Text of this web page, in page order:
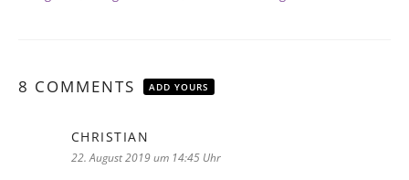
8 COMMENTS ADD YOURS
CHRISTIAN
22. August 2019 um 14:45 Uhr